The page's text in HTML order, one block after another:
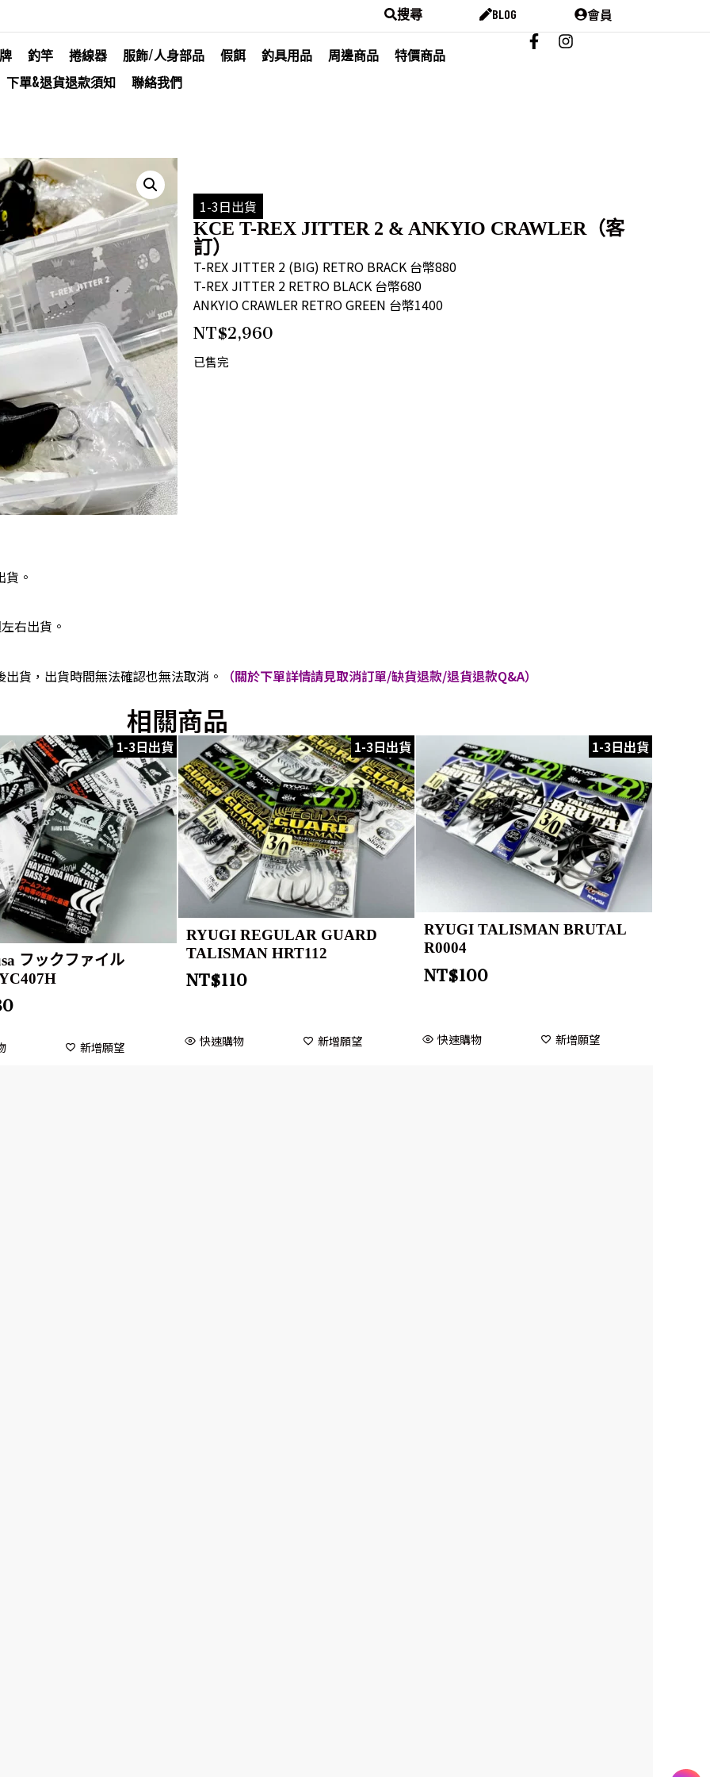
搜尋 BLOG 會員
釣竿 捲線器 服飾/人身部品 假餌 釣具用品 周邊商品
特價商品
下單&退貨退款須知
聯絡我們
1-3日出貨
KCE T-REX JITTER 2 & ANKYIO CRAWLER（客
訂）
T-REX JITTER 2 (BIG) RETRO BRACK 台幣880
T-REX JITTER 2 RETRO BLACK 台幣680
ANKYIO CRAWLER RETRO GREEN 台幣1400
NT$2,960
已售完
。
右出貨。
貨，出貨時間無法確認也無法取消。 （關於下單詳情請見取消訂單/缺貨退款/退貨退款Q&A）
相關商品
1-3日出貨
フックファイル
新增願望
1-3日出貨
RYUGI REGULAR GUARD
TALISMAN HRT112
NT$110
快速購物 新增願望
1-3日出貨
RYUGI TALISMAN BRUTAL
R0004
NT$100
快速購物 新增願望